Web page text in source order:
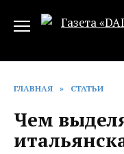
ГЛАВНАЯ » СТАТЬИ
Чем